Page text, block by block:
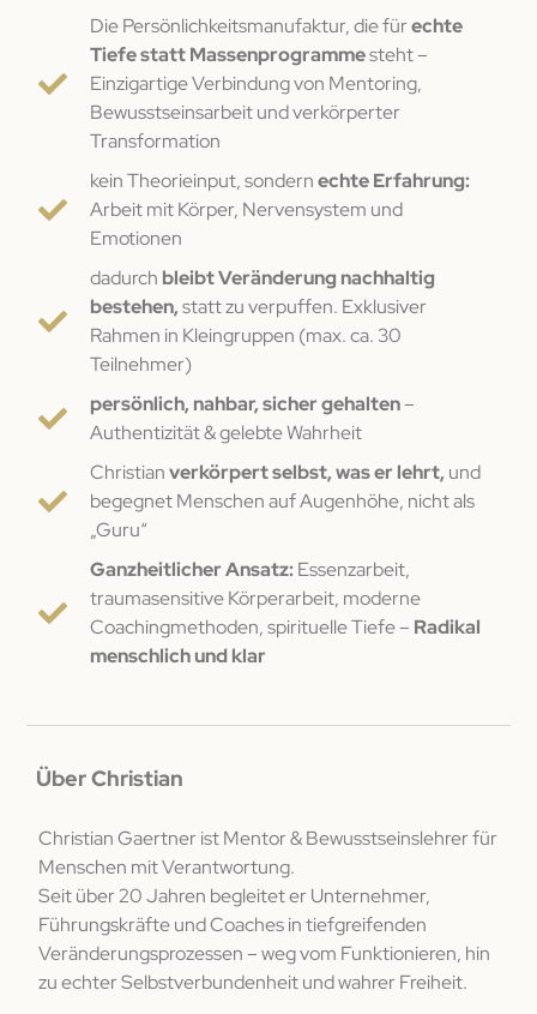
Die Persönlichkeitsmanufaktur, die fürechte
Tiefe statt Massenprogrammesteht –
Einzigartige Verbindung von Mentoring,
Bewusstseinsarbeit und verkörperter
Transformation
kein Theorieinput, sondernechte Erfahrung:
Arbeit mit Körper, Nervensystem und
Emotionen
dadurch bleibt Veränderung nachhaltig
bestehen,statt zu verpuffen. Exklusiver
Rahmen in Kleingruppen (max. ca. 30
Teilnehmer)
persönlich, nahbar, sicher gehalten–
Authentizität & gelebte Wahrheit
Christianverkörpert selbst, was er lehrt,und
begegnet Menschen auf Augenhöhe, nicht als
„Guru“
Ganzheitlicher Ansatz:Essenzarbeit,
traumasensitive Körperarbeit, moderne
Coachingmethoden, spirituelle Tiefe – Radikal
menschlich und klar
Über Christian
Christian Gaertner ist Mentor & Bewusstseinslehrer für
Menschen mit Verantwortung.
Seit über 20 Jahren begleitet er Unternehmer,
Führungskräfte und Coaches in tiefgreifenden
Veränderungsprozessen – weg vom Funktionieren, hin
zu echter Selbstverbundenheit und wahrer Freiheit.